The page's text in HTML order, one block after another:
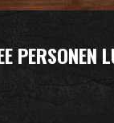
PERSONEN